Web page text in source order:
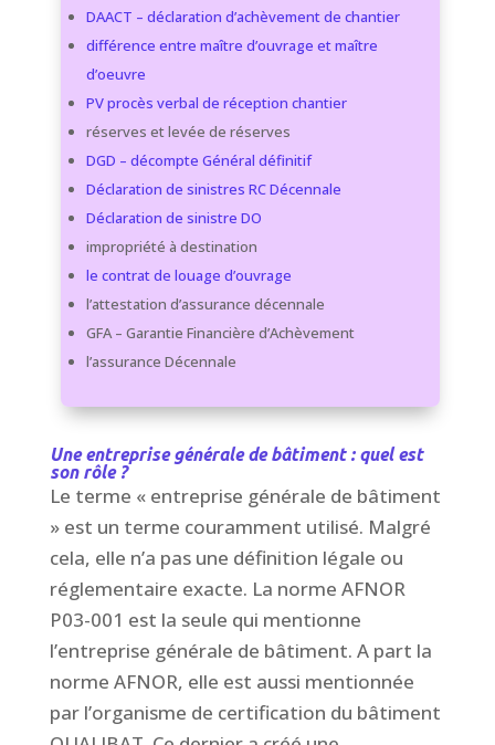
DAACT – déclaration d’achèvement de chantier
différence entre maître d’ouvrage et maître
d’oeuvre
PV procès verbal de réception chantier
réserves et levée de réserves
DGD – décompte Général définitif
Déclaration de sinistres RC Décennale
Déclaration de sinistre DO
impropriété à destination
le contrat de louage d’ouvrage
l’attestation d’assurance décennale
GFA – Garantie Financière d’Achèvement
l’assurance Décennale
Une entreprise générale de bâtiment : quel est
son rôle ?
Le terme « entreprise générale de bâtiment
» est un terme couramment utilisé. Malgré
cela, elle n’a pas une définition légale ou
réglementaire exacte. La norme AFNOR
P03-001 est la seule qui mentionne
l’entreprise générale de bâtiment. A part la
norme AFNOR, elle est aussi mentionnée
par l’organisme de certification du bâtiment